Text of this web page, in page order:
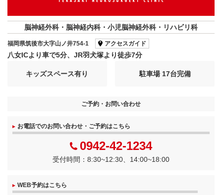
脳神経外科・脳神経内科・小児脳神経外科・リハビリ科
福岡県筑後市大字山ノ井754-1 アクセスガイド
八女ICより車で5分、JR羽犬塚より徒歩7分
キッズスペース有り 駐車場 17台完備
ご予約・お問い合わせ
お電話でのお問い合わせ・ご予約はこちら
0942-42-1234
受付時間：8:30~12:30、14:00~18:00
WEB予約はこちら